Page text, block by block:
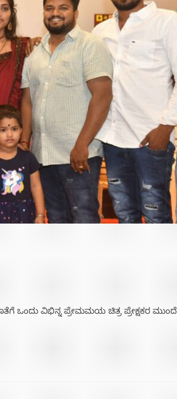
ಒಂದು ವಿಭಿನ್ನ ಪ್ರೇಮಮಯ ಚಿತ್ರ ಪ್ರೇಕ್ಷಕರ ಮುಂದೆ